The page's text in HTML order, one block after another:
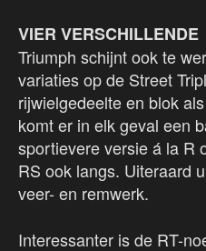
VIER VERSCHILLENDE
Triumph schijnt ook te
variaties op de Street
rijwielgedeelte en blok
komt er in elk geval een
sportievere versie á la R
RS ook langs. Uiteraard
veer- en remwerk.
Interessanter is de RT-